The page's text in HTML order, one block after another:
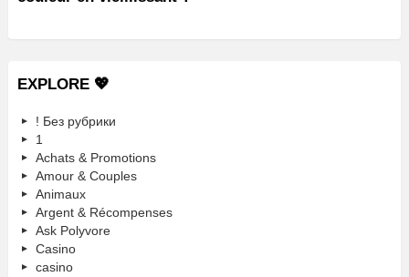
EXPLORE 💖
! Без рубрики
1
Achats & Promotions
Amour & Couples
Animaux
Argent & Récompenses
Ask Polyvore
Casino
casino